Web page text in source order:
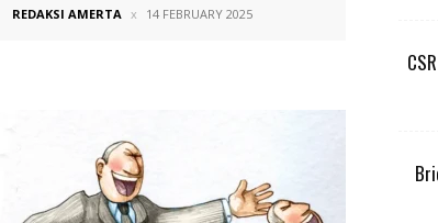
REDAKSI AMERTA 14 FEBRUARY 2025